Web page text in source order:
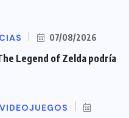
07/08/2026
Legend of Zelda podría
VIDEOJUEGOS